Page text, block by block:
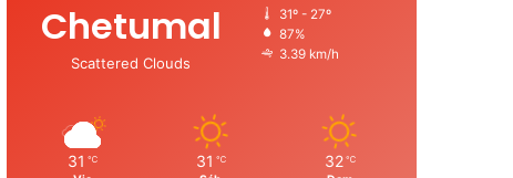
Chetumal
Scattered Clouds
31º - 27º
87%
3.39 km/h
31 ℃ 31 ℃ 32 ℃